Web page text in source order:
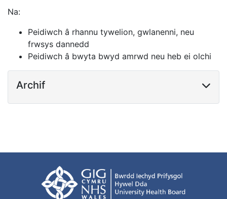
Na:
Peidiwch â rhannu tywelion, gwlanenni, neu
frwsys dannedd
Peidiwch â bwyta bwyd amrwd neu heb ei olchi
Archif